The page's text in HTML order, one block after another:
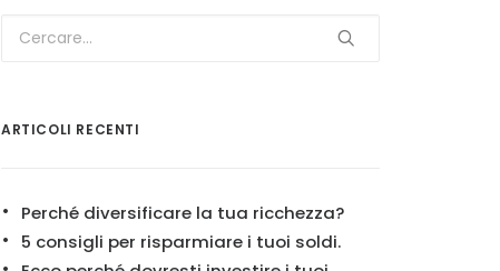
ARTICOLI RECENTI
Perché diversificare la tua ricchezza?
5 consigli per risparmiare i tuoi soldi.